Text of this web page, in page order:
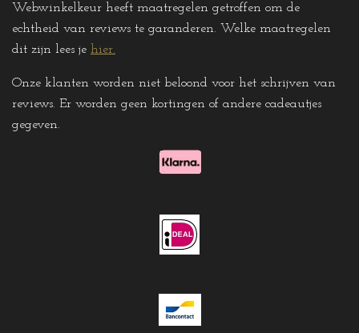
Webwinkelkeur heeft maatregelen getroffen om de
echtheid van reviews te garanderen. Welke maatregelen
dit zijn lees je hier.
Onze klanten worden niet beloond voor het schrijven van
reviews. Er worden geen kortingen of andere cadeautjes
gegeven.